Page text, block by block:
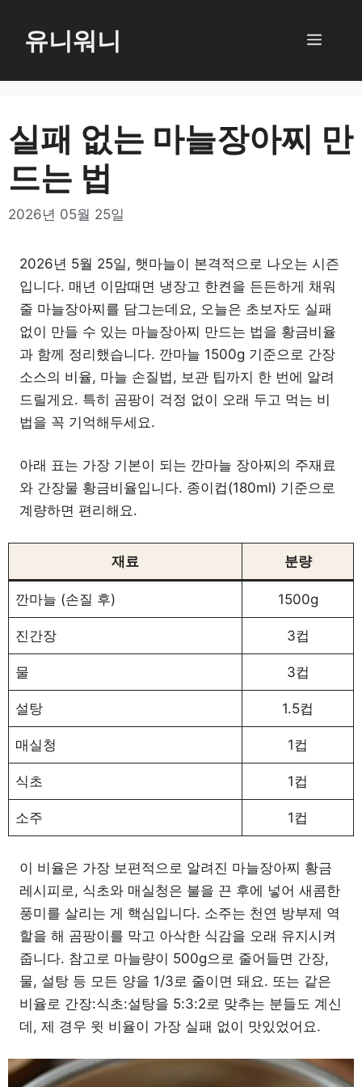
로
뛰
유니워니 메
실패 없는 마늘장아찌 만
드는 법
2026년 05월 25일
2026년 5월 25일, 햇마늘이 본격적으로 나오는 시즌
입니다. 매년 이맘때면 냉장고 한켠을 든든하게 채워
줄 마늘장아찌를 담그는데요, 오늘은 초보자도 실패
없이 만들 수 있는 마늘장아찌 만드는 법을 황금비율
과 함께 정리했습니다. 깐마늘 1500g 기준으로 간장
소스의 비율, 마늘 손질법, 보관 팁까지 한 번에 알려
드릴게요. 특히 곰팡이 걱정 없이 오래 두고 먹는 비
법을 꼭 기억해두세요.
아래 표는 가장 기본이 되는 깐마늘 장아찌의 주재료
와 간장물 황금비율입니다. 종이컵(180ml) 기준으로
계량하면 편리해요.
재료 분량
깐마늘 (손질 후) 1500g
진간장 3컵
물 3컵
설탕 1.5컵
매실청 1컵
식초 1컵
소주 1컵
이 비율은 가장 보편적으로 알려진 마늘장아찌 황금
레시피로, 식초와 매실청은 불을 끈 후에 넣어 새콤한
풍미를 살리는 게 핵심입니다. 소주는 천연 방부제 역
할을 해 곰팡이를 막고 아삭한 식감을 오래 유지시켜
줍니다. 참고로 마늘량이 500g으로 줄어들면 간장,
물, 설탕 등 모든 양을 1/3로 줄이면 돼요. 또는 같은
비율로 간장:식초:설탕을 5:3:2로 맞추는 분들도 계신
데, 제 경우 윗 비율이 가장 실패 없이 맛있었어요.